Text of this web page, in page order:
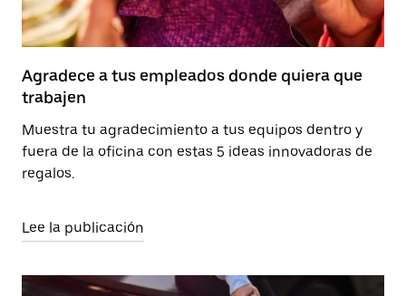
Agradece a tus empleados donde quiera que
trabajen
Muestra tu agradecimiento a tus equipos dentro y
fuera de la oficina con estas 5 ideas innovadoras de
regalos.
Lee la publicación